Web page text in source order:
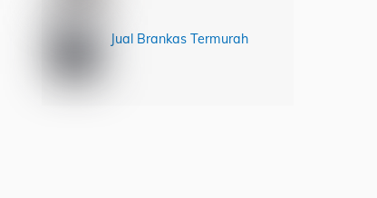
Jual Brankas Termurah